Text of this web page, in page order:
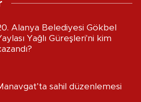
Alanya Belediyesi Gökbel
Yağlı Güreşleri'ni kim
sahil düzenlemesi